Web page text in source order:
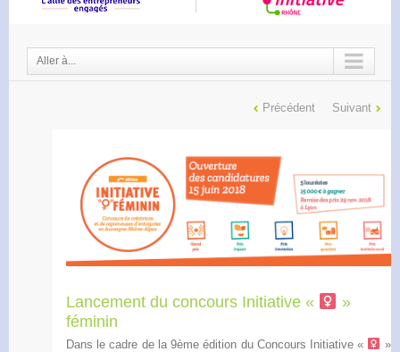
Aller à...
Précédent Suivant
Lancement du concours Initiative «
»
féminin
Dans le cadre de la 9ème édition du Concours Initiative «
»